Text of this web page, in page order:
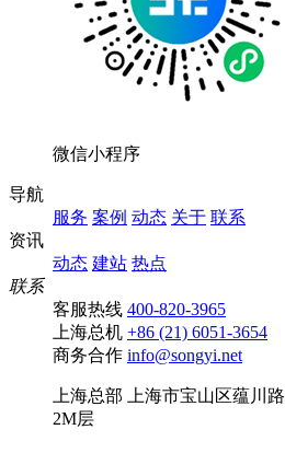
微信小程序
导航
服务 案例 动态 关于 联系
资讯
动态 建站 热点
联系
客服热线 400-820-3965
上海总机 +86 (21) 6051-3654
商务合作 info@songyi.net
上海总部
上海市宝山区蕴川
2M层